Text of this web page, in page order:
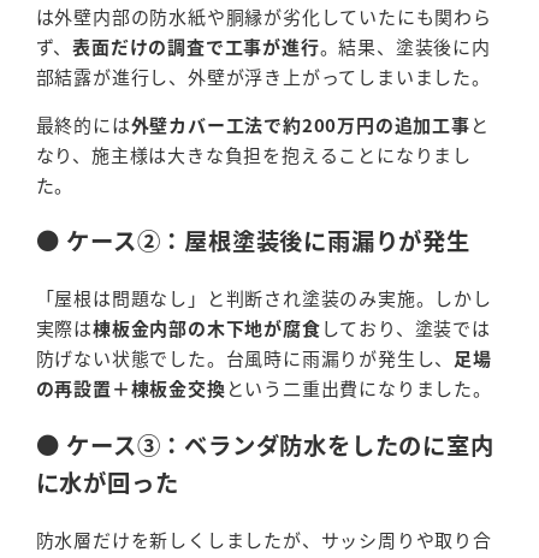
は外壁内部の防水紙や胴縁が劣化していたにも関わら
ず、表面だけの調査で工事が進行。結果、塗装後に内
部結露が進行し、外壁が浮き上がってしまいました。
最終的には外壁カバー工法で約200万円の追加工事と
なり、施主様は大きな負担を抱えることになりまし
た。
● ケース②：屋根塗装後に雨漏りが発生
「屋根は問題なし」と判断され塗装のみ実施。しかし
実際は棟板金内部の木下地が腐食しており、塗装では
防げない状態でした。台風時に雨漏りが発生し、 足場
の再設置＋棟板金交換という二重出費になりました。
● ケース③：ベランダ防水をしたのに室内
に水が回った
防水層だけを新しくしましたが、サッシ周りや取り合